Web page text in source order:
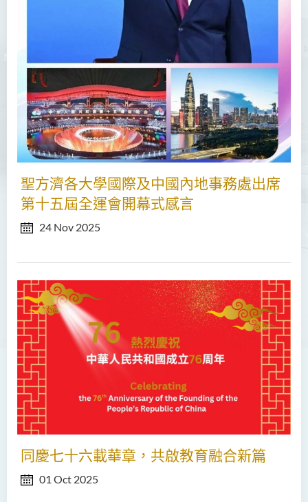
聖方濟各大學國際及中國內地事務處出席
第十五屆全運會開幕式感言
24 Nov 2025
同慶七十六載華章，共啟教育融合新篇
01 Oct 2025
方大文化大使計劃